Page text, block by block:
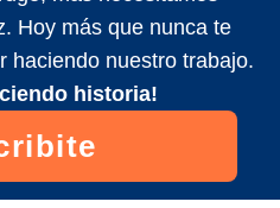
Hoy más que nunca te
haciendo nuestro trabajo.
historia!